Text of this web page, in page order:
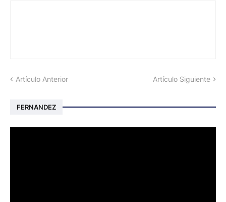
Artículo Anterior Artículo Siguiente
FERNANDEZ